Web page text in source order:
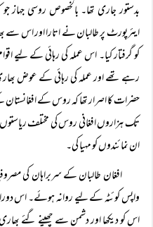
بدستور جاری تھا۔ بالخصوص روسی جہاز
ایئرپورٹ پر طالبان نے اتارا اور اس سے
کو گرفتار کیا۔ اس عملہ کی رہائی کے لیے
رہے تھے اور عملہ کی رہائی کے عوض
حضرات کا اصرار تھا کہ روس کے
تک ہزاروں افغانی روس کی مختلف ریاستوں
ان نمائندوں کو مہیا کی۔
افغان طالبان کے سربراہان کی
واپس کوئٹہ کے لیے روانہ ہوئے۔ اس دوران
اس کو دیکھا اور دشمن سے چھینے گئے بھاری